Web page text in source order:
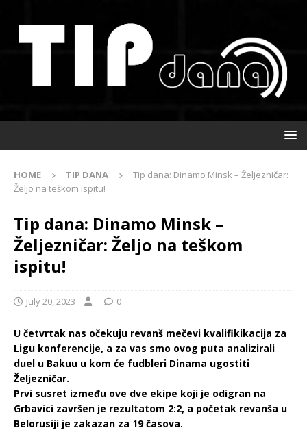
HOME TIP DANA
Tip dana: Dinamo Minsk – Željezničar:
Željo na teškom ispitu!
Tip dana: Dinamo Minsk –
Željezničar: Željo na teškom
ispitu!
July 20, 2023 0
U četvrtak nas očekuju revanš mečevi kvalifikikacija za
Ligu konferencije, a za vas smo ovog puta analizirali
duel u Bakuu u kom će fudbleri Dinama ugostiti
Željezničar.
Prvi susret između ove dve ekipe koji je odigran na
Grbavici završen je rezultatom 2:2, a početak revanša u
Belorusiji je zakazan za 19 časova.